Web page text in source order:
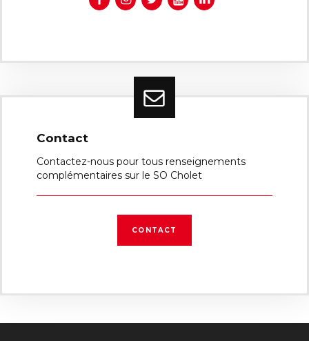
Contact
Contactez-nous pour tous renseignements
complémentaires sur le SO Cholet
CONTACT